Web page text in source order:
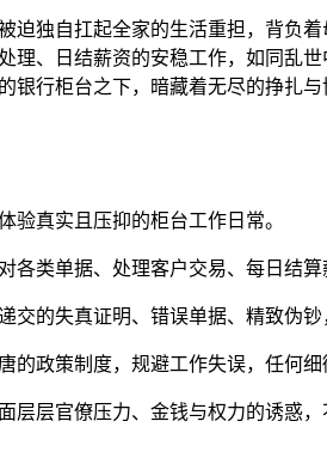
迫独自扛起全家的生活重担，背负
理、日结薪资的安稳工作，如同乱
银行柜台之下，暗藏着无尽的挣扎
验真实且压抑的柜台工作日常。
各类单据、处理客户交易、每日结算
交的失真证明、错误单据、精致伪
的政策制度，规避工作失误，任何细
层层官僚压力、金钱与权力的诱惑